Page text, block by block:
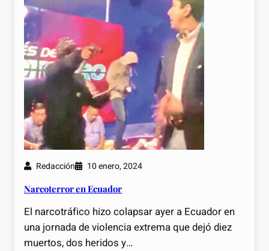
Redacción 10 enero, 2024
Narcoterror en Ecuador
El narcotráfico hizo colapsar ayer a Ecuador en
una jornada de violencia extrema que dejó diez
muertos, dos heridos y…